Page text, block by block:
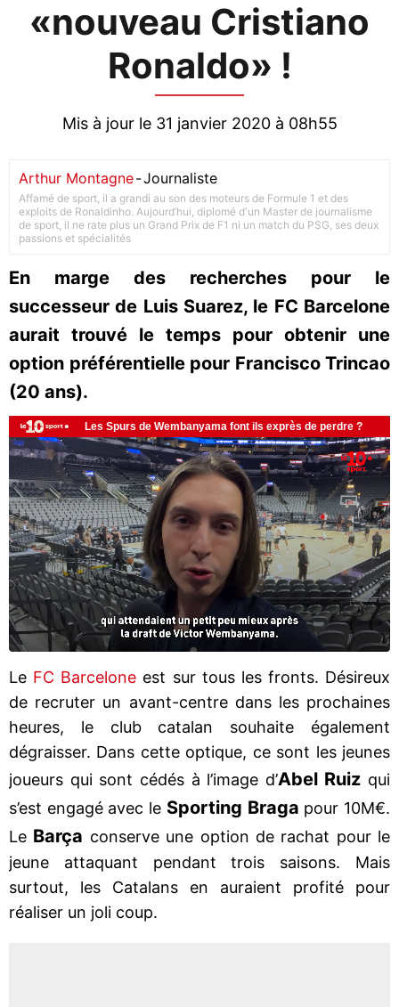
«nouveau Cristiano
Ronaldo» !
Mis à jour le 31 janvier 2020 à 08h55
Arthur Montagne-Journaliste
Affamé de sport, il a grandi au son des moteurs de Formule 1 et des
exploits de Ronaldinho. Aujourd’hui, diplomé d'un Master de journalisme
de sport, il ne rate plus un Grand Prix de F1 ni un match du PSG, ses deux
passions et spécialités
En marge des recherches pour le
successeur de Luis Suarez, le FC Barcelone
aurait trouvé le temps pour obtenir une
option préférentielle pour Francisco Trincao
(20 ans).
Le FC Barcelone est sur tous les fronts. Désireux
de recruter un avant-centre dans les prochaines
heures, le club catalan souhaite également
dégraisser. Dans cette optique, ce sont les jeunes
joueurs qui sont cédés à l’image d’Abel Ruiz qui
s’est engagé avec le Sporting Braga pour 10M€.
Le Barça conserve une option de rachat pour le
jeune attaquant pendant trois saisons. Mais
surtout, les Catalans en auraient profité pour
réaliser un joli coup.